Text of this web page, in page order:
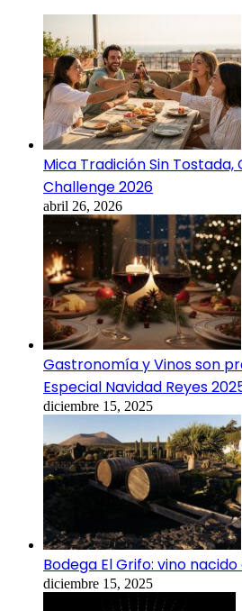
Mica Tradición Sin
Challenge 2026
abril 26, 2026
Gastronomía y Vinos son
Especial Navidad Reyes
diciembre 15, 2025
Bodega El Grifo: vino
diciembre 15, 2025